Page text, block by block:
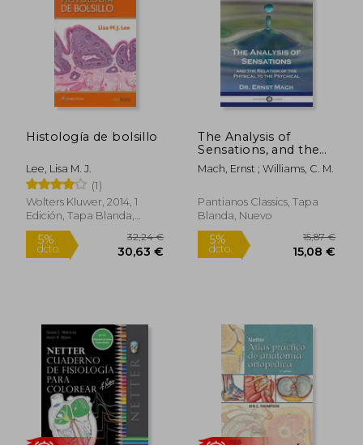
5% 85,03 € 5%
dcto. 29,69
Histología de bolsillo
Lee, Lisa M. J.
(1)
Wolters Kluwer, 2014, 1
Edición, Tapa Blanda,
Nuevo
The Analysis of
Sensations, and the
Relation of the
Physical to the
Mach, Ernst ; Williams, C. M.
Pantianos Classics, Tapa
Blanda, Nuevo